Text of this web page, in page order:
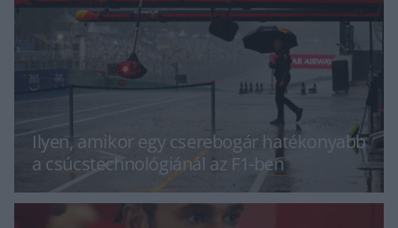
Ilyen, amikor egy cserebogár hatékonyabb
a csúcstechnológiánál az F1-ben